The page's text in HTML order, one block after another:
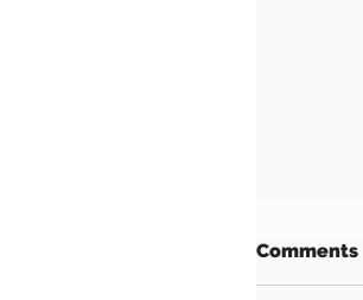
Comments